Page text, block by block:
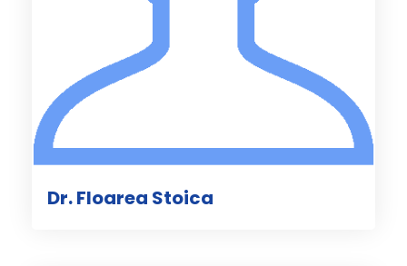
Dr. Floarea Stoica